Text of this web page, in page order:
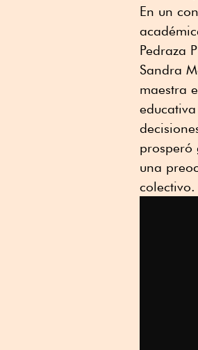
En un
Pedraza
Sandra
maestra
prosperó
una
colectivo.